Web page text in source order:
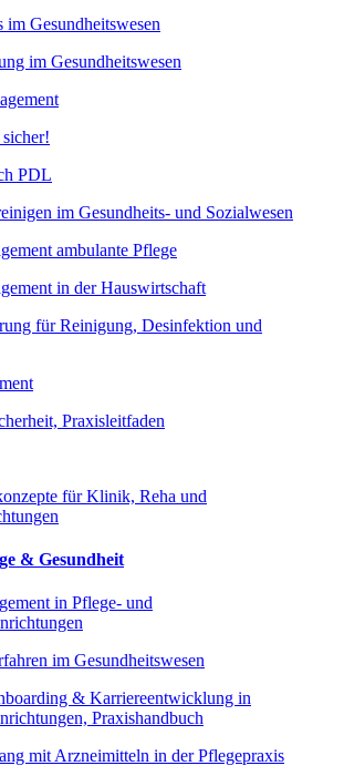
Gesundheitswesen
im Gesundheitswesen
PDL
im Gesundheits- und Sozialwesen
ambulante Pflege
in der Hauswirtschaft
für Reinigung, Desinfektion und
Praxisleitfaden
für Klinik, Reha und
& Gesundheit
in Pflege- und
im Gesundheitswesen
& Karriereentwicklung in
Praxishandbuch
mit Arzneimitteln in der Pflegepraxis